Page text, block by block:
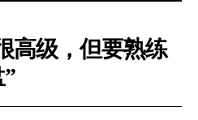
高级，但要熟练